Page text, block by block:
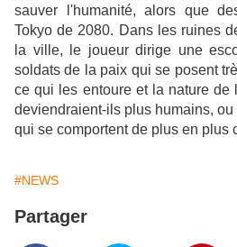
sauver l'humanité, alors que
Tokyo de 2080. Dans les ruines
la ville, le joueur dirige une
soldats de la paix qui se posent
ce qui les entoure et la nature de
deviendraient-ils plus humains,
qui se comportent de plus en plus
#NEWS
Partager